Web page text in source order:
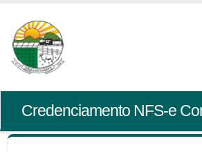
Credenciamento NFS-e